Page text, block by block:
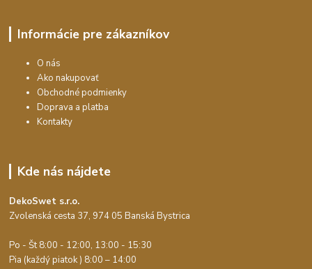
Informácie pre zákazníkov
O nás
Ako nakupovať
Obchodné podmienky
Doprava a platba
Kontakty
Kde nás nájdete
DekoSwet s.r.o.
Zvolenská cesta 37, 974 05 Banská Bystrica
Po - Št 8:00 - 12:00, 13:00 - 15:30
Pia (každý piatok ) 8:00 – 14:00